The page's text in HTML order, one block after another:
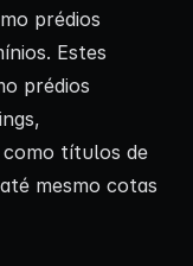
prédios
Estes
prédios
como títulos de
mesmo cotas